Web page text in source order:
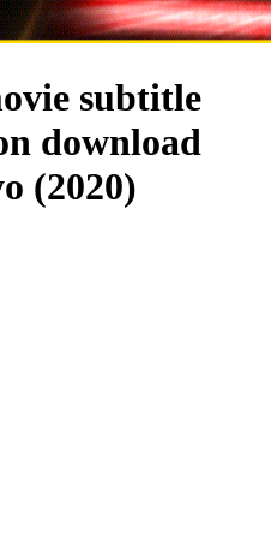
subtitle
download
(2020)